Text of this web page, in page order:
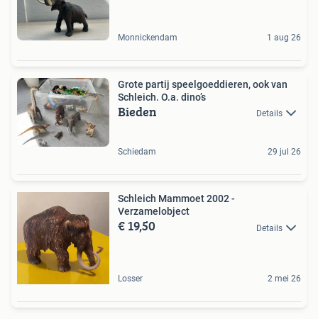
Monnickendam 1 aug 26
Grote partij speelgoeddieren, ook van
Schleich. O.a. dino’s
Bieden Details
Schiedam 29 jul 26
Schleich Mammoet 2002 -
Verzamelobject
€ 19,50 Details
Losser 2 mei 26